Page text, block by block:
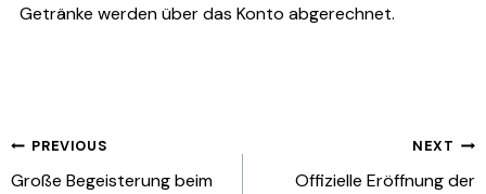
Getränke werden über das Konto abgerechnet.
Beitragsnavigation
PREVIOUS
Große Begeisterung beim
NEXT
Offizielle Eröffnung der